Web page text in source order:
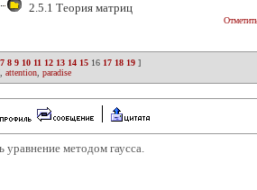
2.5.1 Теория матриц
7 8 9 10 11 12 13 14 15 16 17 18 19 ]
attention paradise
уравнение методом гаусса.